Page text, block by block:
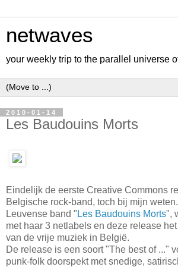
netwaves
your weekly trip to the parallel universe
2010-01-14
Les Baudouins Morts
Eindelijk de eerste Creative Commons
Belgische rock-band, toch bij mijn
Leuvense band " Les Baudouins Morts",
met haar 3 netlabels en deze release
van de vrije muziek in België.
De release is een soort "The best of ..."
punk-folk doorspekt met snedige,